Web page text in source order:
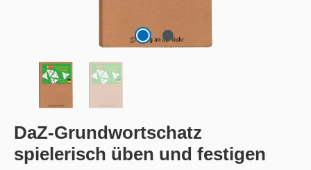
DaZ-Grundwortschatz
spielerisch üben und festigen